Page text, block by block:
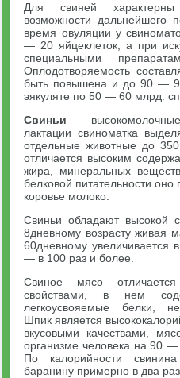
Для свиней характерны
возможности дальнейшего
время овуляции у
— 20 яйцеклеток, а при
специальными
Оплодотворяемость
быть повышена и до 90 —
эякуляте по 50 — 60 млрд.
Свиньи —
лактации свиноматка
отдельные животные до
отличается высоким
жира, минеральных
белковой питательности
коровье молоко.
Свиньи обладают высокой
8дневному возрасту живая
60дневному
— в 100 раз и более.
Свиное мясо
свойствами, в нем
легкоусвояемые белки,
Шпик является
вкусовыми качествами,
организме человека на 90
По калорийности
баранину примерно в два